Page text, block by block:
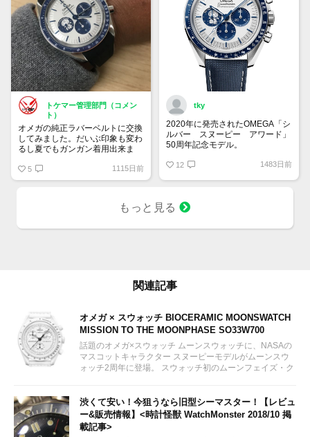
トケマー管理部門（コメン
ト）
オメガの純正ラバーベルトに交換
してみました。だいぶ印象も変わ
るし夏でもガンガン着用出来ま
5 1115日前
tky
2020年に発売されたOMEGA「シ
ルバー スヌーピー アワード」
50周年記念モデル。
とベゼルやインダイヤルの少し暗
ピーが現れるというユニークなモ
12 1483日前
もっと見る
関連記事
オメガ × スウォッチ BIOCERAMIC MOONSWATCH
MISSION TO THE MOONPHASE SO33W700
話題のオメガ×スウォッチ ムーンスウォッチに、NASAの
マスコットキャラクター スヌーピーモデルがムーンスウ
ォッチ2周年に登場。 スウォッチ初のムーンフェイズ・ク
ではありません。...
渋くて安い！今狙うなら旧型シーマスター！【レビュ
ー&販売情報】<時計怪獣 WatchMonster 2018/10 掲
載記事>